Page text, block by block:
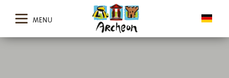
MENU